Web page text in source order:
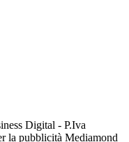
Digital - P.Iva
la pubblicità Mediamond